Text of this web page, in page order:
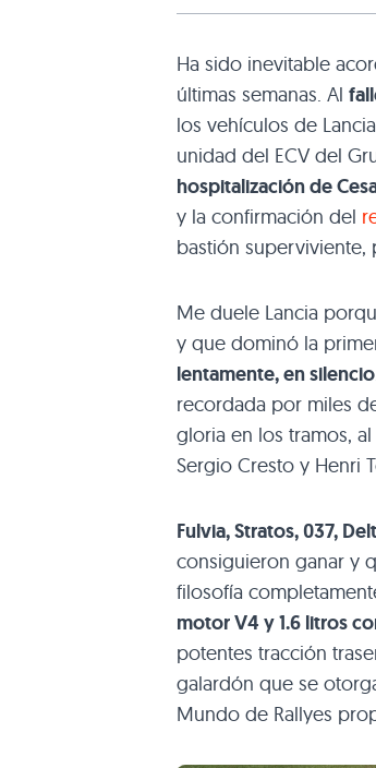
Ha sido inevitable
últimas semanas. Al
los vehículos de
unidad del ECV del
hospitalización de
y la confirmación del
bastión superviviente,
Me duele Lancia
y que dominó la
lentamente, en silencio
recordada por miles
gloria en los tramos,
Sergio Cresto y Henri
Fulvia, Stratos, 037,
consiguieron ganar y
filosofía
motor V4 y 1.6 litros
potentes tracción
galardón que se
Mundo de Rallyes